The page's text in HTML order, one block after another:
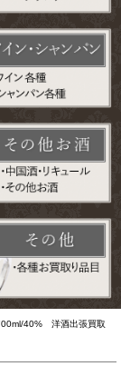
40% 洋酒出張買取